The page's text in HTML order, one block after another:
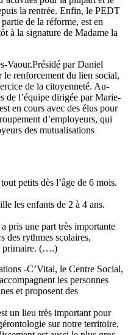
la rentrée. Enfin, le PEDT
de la réforme, est en
à la signature de Madame la
Vaour.Présidé par Daniel
le renforcement du lien social,
de la citoyenneté. Au-
de l’équipe dirigée par Marie-
en cours avec des élus pour
d’employeurs, qui
des mutualisations
petits dès l’âge de 6 mois.
les enfants de 2 à 4 ans.
pris une part très importante
des rythmes scolaires,
primaire. (….)
-C’Vital, le Centre Social,
les personnes
et proposent des
un lieu très important pour
sur notre territoire,